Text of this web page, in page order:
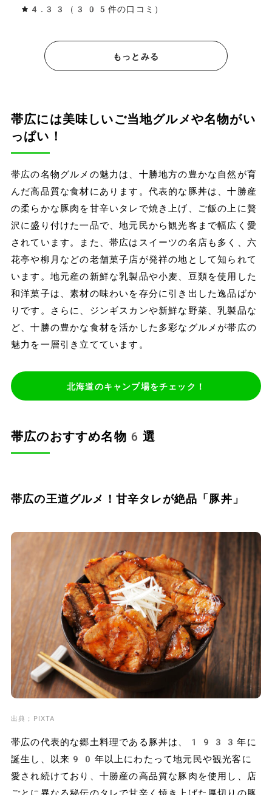
4.33（305件の口コミ）
もっとみる
帯広には美味しいご当地グルメや名物がい
っぱい！
帯広の名物グルメの魅力は、十勝地方の豊かな自然が育
んだ高品質な食材にあります。代表的な豚丼は、十勝産
の柔らかな豚肉を甘辛いタレで焼き上げ、ご飯の上に贅
沢に盛り付けた一品で、地元民から観光客まで幅広く愛
されています。また、帯広はスイーツの名店も多く、六
花亭や柳月などの老舗菓子店が発祥の地として知られて
います。地元産の新鮮な乳製品や小麦、豆類を使用した
和洋菓子は、素材の味わいを存分に引き出した逸品ばか
りです。さらに、ジンギスカンや新鮮な野菜、乳製品な
ど、十勝の豊かな食材を活かした多彩なグルメが帯広の
魅力を一層引き立てています。
北海道のキャンプ場をチェック！
帯広のおすすめ名物6選
帯広の王道グルメ！甘辛タレが絶品「豚丼」
出典；PIXTA
帯広の代表的な郷土料理である豚丼は、1933年に
誕生し、以来90年以上にわたって地元民や観光客に
愛され続けており、十勝産の高品質な豚肉を使用し、店